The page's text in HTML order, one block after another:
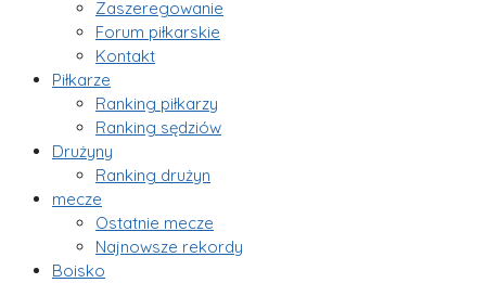
Zaszeregowanie
Forum piłkarskie
Kontakt
Piłkarze
Ranking piłkarzy
Ranking sędziów
Drużyny
Ranking drużyn
mecze
Ostatnie mecze
Najnowsze rekordy
Boisko